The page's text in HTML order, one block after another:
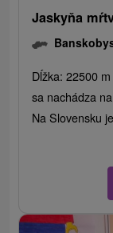
Jaskyňa
Dĺžka: 22500
sa nachádza
Na Slovensku